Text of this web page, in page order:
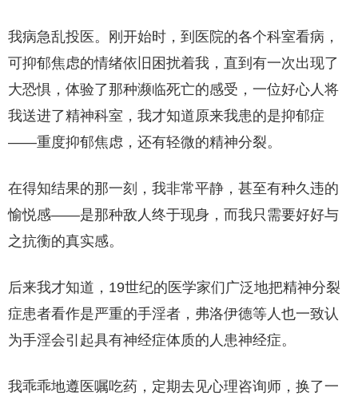
我病急乱投医。刚开始时，到医院的各个科室看病，
可抑郁焦虑的情绪依旧困扰着我，直到有一次出现了
大恐惧，体验了那种濒临死亡的感受，一位好心人将
我送进了精神科室，我才知道原来我患的是抑郁症
——重度抑郁焦虑，还有轻微的精神分裂。
在得知结果的那一刻，我非常平静，甚至有种久违的
愉悦感——是那种敌人终于现身，而我只需要好好与
之抗衡的真实感。
后来我才知道，19世纪的医学家们广泛地把精神分裂
症患者看作是严重的手淫者，弗洛伊德等人也一致认
为手淫会引起具有神经症体质的人患神经症。
我乖乖地遵医嘱吃药，定期去见心理咨询师，换了一